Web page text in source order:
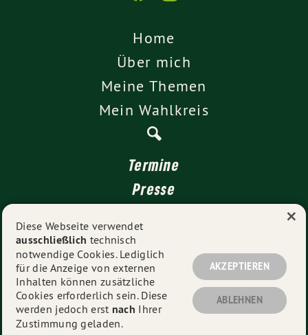
Home
Über mich
Meine Themen
Mein Wahlkreis
Termine
Presse
Impressum
Datenschutz
© 2026Dr. Andrea Lübcke- Alle Rechte vorbehalten.
Diese Webseite verwendet
ausschließlich technisch
notwendige Cookies. Lediglich
für die Anzeige von externen
Inhalten können zusätzliche
Cookies erforderlich sein. Diese
werden jedoch erst nach Ihrer
Zustimmung geladen.
AKZEPTIEREN
ABLEHNEN
×